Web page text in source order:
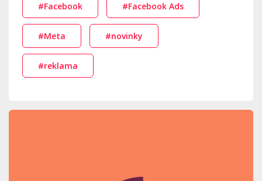
#Facebook #Facebook Ads
#Meta #novinky
#reklama